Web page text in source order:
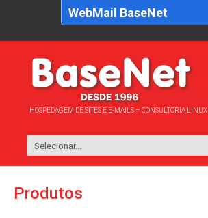
HOSPEDAGEM DE SITES E E-MAILS – CONSULTORIA LINUX
Produtos
WebMail BaseNet